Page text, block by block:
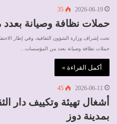
2026-06-19
35
حملات نظافة وصيانة
تحت إشراف وزارة الشؤون الثقافية، وفي إطار
حملات نظافة وصيانة بعدد من المؤسسات…
أكمل القراءة »
2026-06-11
45
أشغال تهيئة وتكييف دار
بمدينة دوز